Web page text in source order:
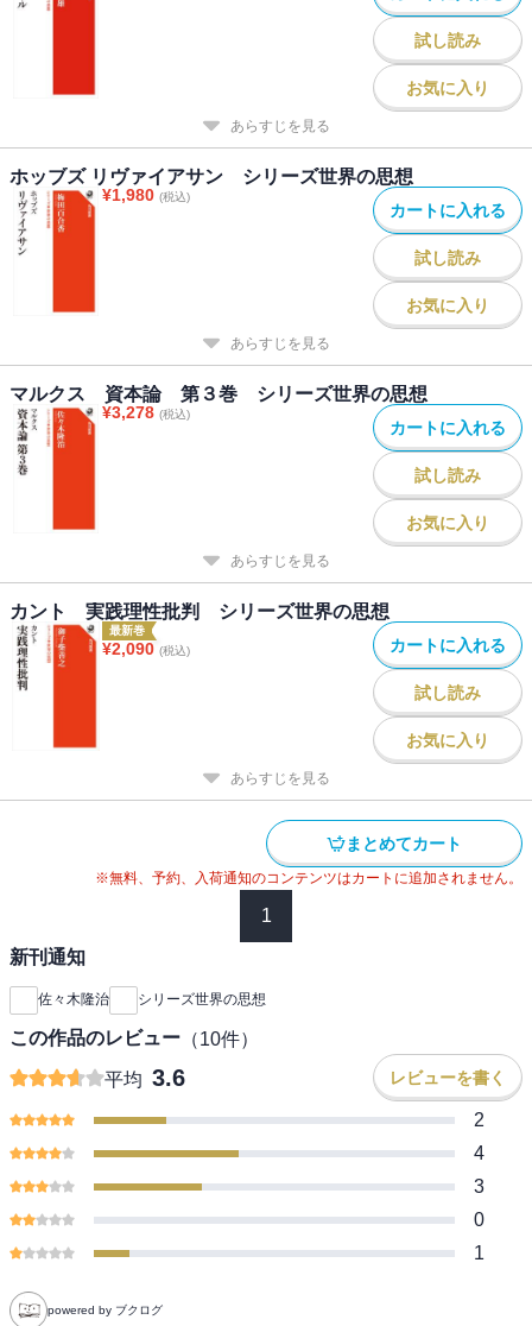
試し読み
お気に入り
あらすじを見る
ホッブズ リヴァイアサン シリーズ世界の思想
¥1,980 (税込)
カートに入れる
試し読み
お気に入り
あらすじを見る
マルクス 資本論 第３巻 シリーズ世界の思想
¥3,278 (税込)
カートに入れる
試し読み
お気に入り
あらすじを見る
カント 実践理性批判 シリーズ世界の思想
最新巻
¥2,090 (税込) カートに入れる
試し読み
お気に入り
あらすじを見る
まとめてカート
※無料、予約、入荷通知のコンテンツはカートに追加されません。
1
新刊通知
佐々木隆治 シリーズ世界の思想
この作品のレビュー （10件）
平均 3.6 レビューを書く
2
4
3
0
1
powered by ブクログ